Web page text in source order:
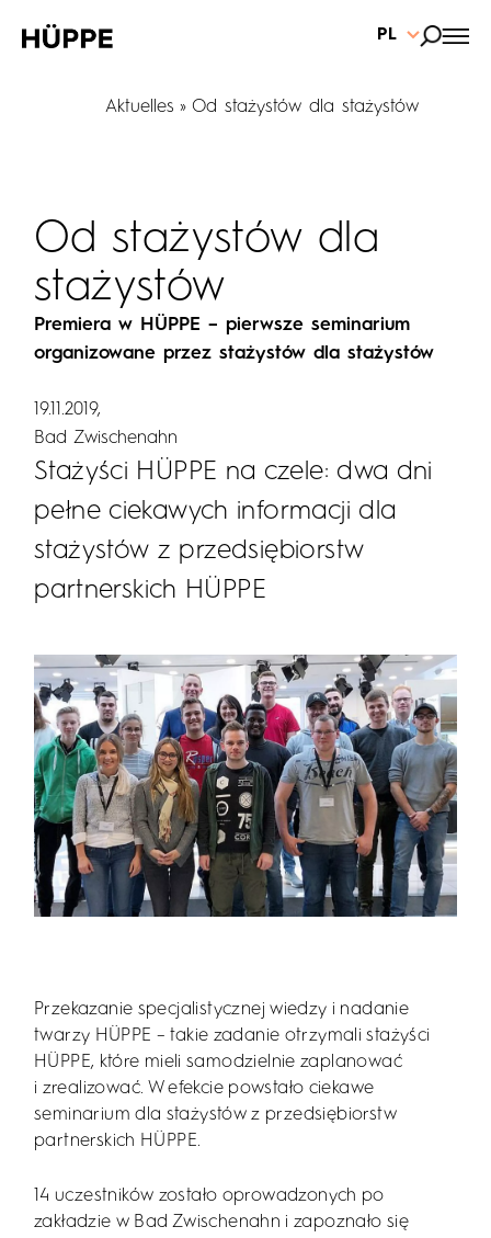
PL
Aktuelles Od stażystów dla stażystów
Od stażystów dla
stażystów
Premiera w HÜPPE – pierwsze seminarium
organizowane przez stażystów dla stażystów
19.11.2019
Bad Zwischenahn
Stażyści HÜPPE na czele: dwa dni
pełne ciekawych informacji dla
stażystów z przedsiębiorstw
partnerskich HÜPPE
Przekazanie specjalistycznej wiedzy i nadanie
twarzy HÜPPE – takie zadanie otrzymali stażyści
HÜPPE, które mieli samodzielnie zaplanować
i zrealizować. W efekcie powstało ciekawe
seminarium dla stażystów z przedsiębiorstw
partnerskich HÜPPE.
14 uczestników zostało oprowadzonych po
zakładzie w Bad Zwischenahn i zapoznało się